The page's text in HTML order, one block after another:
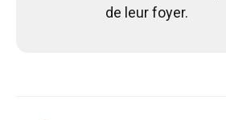
de leur foyer.